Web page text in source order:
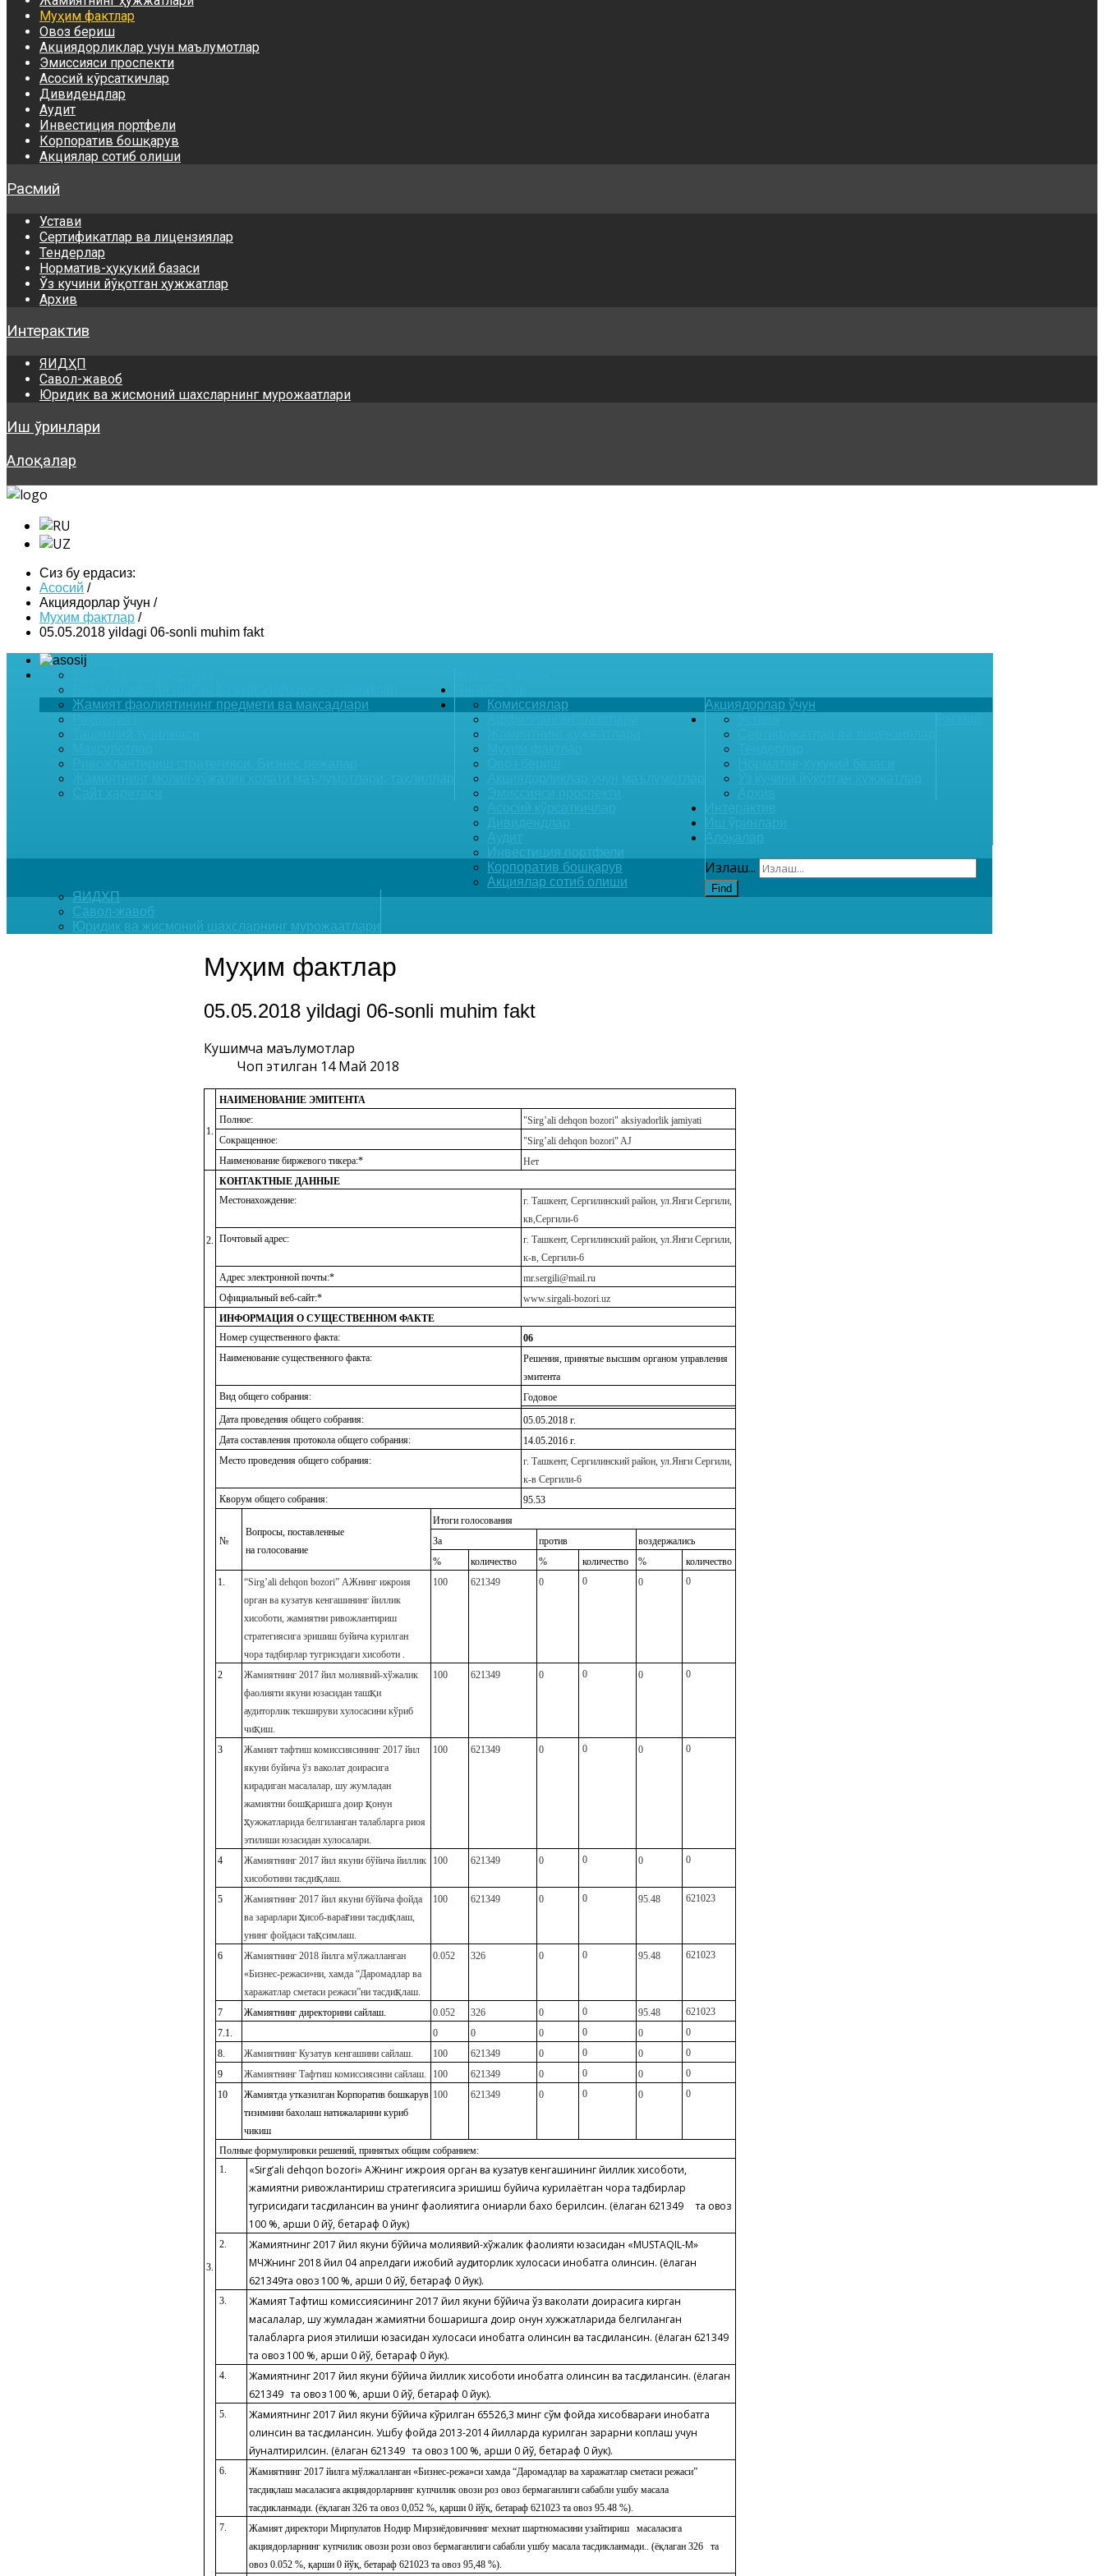
Муҳим фактлар
Овоз бериш
Акциядорликлар учун маълумотлар
Эмиссияси проспекти
Асосий кўрсаткичлар
Дивидендлар
Аудит
Инвестиция портфели
Корпоратив бошқарув
Акциялар сотиб олиши
Расмий
Устави
Сертификатлар ва лицензиялар
Тендерлар
Норматив-ҳуқукий базаси
Ўз кучини йўқотган ҳужжатлар
Архив
Интерактив
ЯИДҲП
Савол-жавоб
Юридик ва жисмоний шахсларнинг мурожаатлари
Иш ўринлари
Алоқалар
Сиз бу ердасиз:
Асосий /
Акциядорлар ўчун /
Муҳим фактлар /
05.05.2018 yildagi 06-sonli muhim fakt
Жамият фаолиятининг предмети ва мақсадлари
Акциядорлар ўчун
Комиссиялар
Корпоратив бошқарув
Акциялар сотиб олиши
ЯИДҲП
Савол-жавоб
Юридик ва жисмоний шахсларнинг мурожаатлари
Излаш...
Find
Муҳим фактлар
05.05.2018 yildagi 06-sonli muhim fakt
Кушимча маълумотлар
Чоп этилган 14 Май 2018
1.
НАИМЕНОВАНИЕ ЭМИТЕНТА
Полное:
"Sirg’ali dehqon bozori"aksiyadorlik jamiyati
Сокращенное:
"Sirg’ali dehqon bozori" AJ
Наименование биржевого тикера:*
Нет
2.
КОНТАКТНЫЕ ДАННЫЕ
Местонахождение:
г. Ташкент, Сергилинский район, ул.Янги Сергили,
кв,Сергили-6
Почтовый адрес:
г. Ташкент, Сергилинский район, ул.Янги Сергили,
к-в, Сергили-6
Адрес электронной почты:*
mr.sergili@mail.ru
Официальный веб-сайт:*
www.sirgali-bozori.uz
3.
ИНФОРМАЦИЯ О СУЩЕСТВЕННОМ ФАКТЕ
Номер существенного факта:
06
Наименование существенного факта:
Решения, принятые высшим органом управления
эмитента
Вид общего собрания:
Годовое
Дата проведения общего собрания:
05.05.2018 г.
Дата составления протокола общего собрания:
14.05.2016 г.
Место проведения общего собрания:
г. Ташкент, Сергилинский район, ул.Янги Сергили,
к-в Сергили-6
Кворум общего собрания:
95.53
№
Вопросы, поставленные
на голосование
Итоги голосования
За
против
воздержались
%
количество % количество %
количество
1.
“Sirg’ali dehqon bozori” АЖнинг ижроия
орган ва кузатув кенгашининг йиллик
хисоботи, жамиятни ривожлантириш
стратегиясига эришиш буйича курилган
чора тадбирлар тугрисидаги хисоботи .
100 621349 0 0 0 0
2
Жамиятнинг 2017 йил молиявий-хўжалик
фаолияти якуни юзасидан ташқи
аудиторлик текшируви хулосасини кўриб
чиқиш.
100 621349 0 0 0 0
3 Жамият тафтиш комиссиясининг2017 йил
якуни буйича ўз ваколат доирасига
кирадиган масалалар, шу жумладан
жамиятни бошқаришга доирқонун
ҳужжатларида белгиланган талабларга риоя
этилиши юзасидан хулосалари.
100 621349 0 0 0 0
4
Жамиятнинг 2017 йил якуни бўйича йиллик
хисоботини тасдиқлаш.
100 621349 0 0 0 0
5
Жамиятнинг 2017 йил якуни бўйича фойда
ва зарарлариҳисоб-варағини тасдиқлаш,
унинг фойдаси тақсимлаш.
100 621349 0 0 95.48 621023
6
Жамиятнинг 2018 йилга мўлжалланган
«Бизнес-режаси»ни, хамда “Даромадлар ва
харажатлар сметаси режаси”ни тасдиқлаш.
0.052 326 0 0 95.48 621023
7 Жамиятнинг директорини сайлаш. 0.052 326 0 0 95.48
621023
7.1.
0 0 0 0 0
0
8.
Жамиятнинг Кузатув кенгашини сайлаш. 100 621349 0 0 0
0
9
Жамиятнинг Тафтиш комиссиясини сайлаш. 100 621349 0 0 0
0
10
Жамиятда утказилган Корпоратив бошкарув
тизимини бахолаш натижаларини куриб
чикиш
100 621349 0 0 0 0
Полные формулировки решений, принятых общим собранием:
1.
«Sirg’ali dehqon bozori» АЖнинг ижроия орган ва кузатув кенгашининг йиллик хисоботи,
жамиятни ривожлантириш стратегиясига эришиш буйича курилаётган чора тадбирлар
тугрисидаги тасдиқлансин ва унинг фаолиятига қониқарли бахо берилсин. (ёқлаган 621349 та овоз
100 %, қарши 0 йўқ, бетараф 0 йук)
2. Жамиятнинг 2017 йил якуни бўйича молиявий-хўжалик фаолияти юзасидан «MUSTAQIL-M»
МЧЖнинг 201 8йил 04апрелдаги ижобий аудиторлик хулосаси инобатга олинсин. (ёқлаган
621349та овоз 100 %, қарши 0 йўқ, бетараф 0 йук).
3. Жамият Тафтиш комиссиясининг 2017 йил якуни бўйича ўз ваколати доирасига кирган
масалалар, шу жумладан жамиятни бошқаришга доир қонун хужжатларида белгиланган
талабларга риоя этилиши юзасидан хулосаси инобатга олинсин ва тасдиқлансин. (ёқлаган 621349
та овоз 100 %, қарши 0 йўқ, бетараф 0 йук).
4. Жамиятнинг 2017 йил якуни бўйича йиллик хисоботи инобатга олинсин ва тасдиқлансин. (ёқлаган
621349 та овоз 100 %, қарши 0 йўқ, бетараф 0 йук).
5. Жамиятнинг 2017 йил якуни бўйича кўрилган 65526,3 минг сўм фойда хисобварағи инобатга
олинсин ва тасдиқлансин. Ушбу фойда 2013-2014 йилларда курилган зарарни коплаш учун
йуналтирилсин. (ёқлаган 621349 та овоз 100 %, қарши 0 йўқ, бетараф 0 йук).
6.
Жамиятнинг 2017 йилга мўлжалланган «Бизнес-режа»си хамда “Даромадлар ва харажатлар сметаси режаси”
тасдиқлаш масаласига акциядорларнинг купчилик овози роз овоз бермаганлиги сабабли ушбу масала
тасдикланмади. (ёқлаган 326 та овоз 0,052 %, қарши 0 йўқ, бетараф 621023 та овоз 95.48 %).
7.
Жамият директори Мирпулатов Нодир Мирзиёдовичнинг мехнат шартномасини узайтириш масаласига
акциядорларнинг купчилик овози рози овоз бермаганлиги сабабли ушбу масала тасдикланмади.. (ёқлаган326 та
овоз 0.052 %, қарши 0 йўқ, бетараф 621023 та овоз 95,48 %).